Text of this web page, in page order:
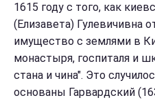
1615 году с того, как
(Елизавета) Гулевичивна
имущество с землями в
монастыря, госпиталя и
стана и чина". Это
основаны Гарвардский